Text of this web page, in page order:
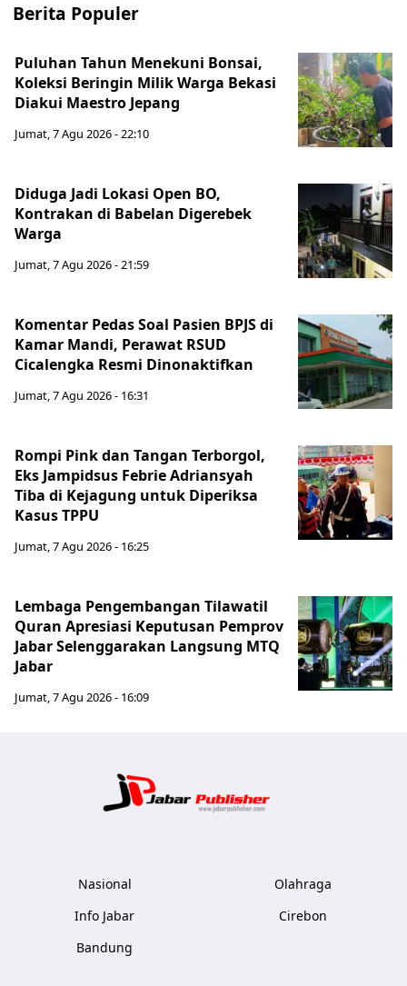
Berita Populer
Puluhan Tahun Menekuni Bonsai,
Koleksi Beringin Milik Warga Bekasi
Diakui Maestro Jepang
Jumat, 7 Agu 2026 - 22:10
Diduga Jadi Lokasi Open BO,
Kontrakan di Babelan Digerebek
Warga
Jumat, 7 Agu 2026 - 21:59
Komentar Pedas Soal Pasien BPJS di
Kamar Mandi, Perawat RSUD
Cicalengka Resmi Dinonaktifkan
Jumat, 7 Agu 2026 - 16:31
Rompi Pink dan Tangan Terborgol,
Eks Jampidsus Febrie Adriansyah
Tiba di Kejagung untuk Diperiksa
Kasus TPPU
Jumat, 7 Agu 2026 - 16:25
Lembaga Pengembangan Tilawatil
Quran Apresiasi Keputusan Pemprov
Jabar Selenggarakan Langsung MTQ
Jabar
Jumat, 7 Agu 2026 - 16:09
Nasional
Info Jabar
Bandung
Olahraga
Cirebon